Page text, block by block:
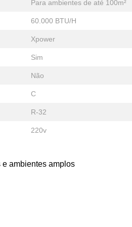
Para ambientes de até 100m²
60.000 BTU/H
Xpower
Sim
Não
C
R-32
220v
ambientes amplos